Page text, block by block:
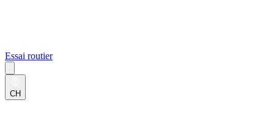
Essai routier
CH